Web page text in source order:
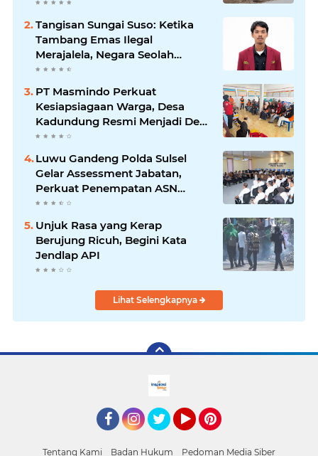
Tangisan Sungai Suso: Ketika
Tambang Emas Ilegal
Merajalela, Negara Seolah
Memilih Diam
PT Masmindo Perkuat
Kesiapsiagaan Warga, Desa
Kadundung Resmi Menjadi Desa
Tangguh Bencana
Luwu Gandeng Polda Sulsel
Gelar Assessment Jabatan,
Perkuat Penempatan ASN
Berbasis Kompetensi
Unjuk Rasa yang Kerap
Berujung Ricuh, Begini Kata
Jendlap API
Lihat Selengkapnya
Tentang Kami Badan Hukum Pedoman Media Siber